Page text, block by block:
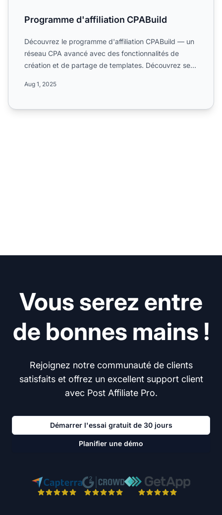
Programme d'affiliation CPABuild
Découvrez le programme d'affiliation CPABuild — un
réseau CPA avancé avec des fonctionnalités de
création et de partage de templates. Découvrez ses
Aug 1, 2025
Vous serez entre
de bonnes mains !
Rejoignez notre communauté de clients
satisfaits et offrez un excellent support client
avec Post Affiliate Pro.
Démarrer l'essai gratuit de 30 jours
Planifier une démo